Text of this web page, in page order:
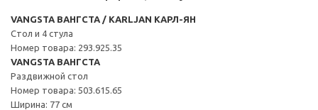
VANGSTA ВАНГСТА / KARLJAN КАРЛ-ЯН
Стол и 4 стула
Номер товара: 293.925.35
VANGSTA ВАНГСТА
Раздвижной стол
Номер товара: 503.615.65
Ширина: 77 см